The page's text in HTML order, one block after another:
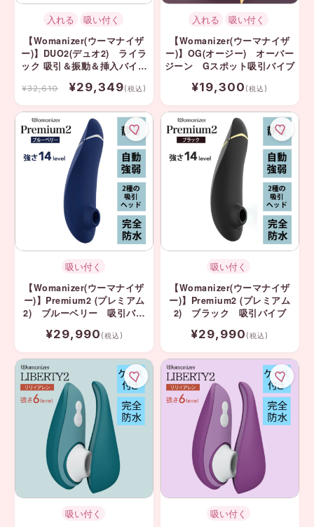
入れる 吸い付く
【Womanizer(ウーマナイザ
ー)】DUO2(デュオ2) ライラ
ック 吸引＆振動＆挿入バイブ
¥32,610 ¥29,349(税込)
入れる 吸い付く
【Womanizer(ウーマナイザ
ー)】OG(オージー) オーバー
ジーン Gスポット吸引バイブ
¥19,300 (税込)
吸い付く
【Womanizer(ウーマナイザ
ー)】Premium2 (プレミアム
2) ブルーベリー 吸引バイ
¥29,990 (税込)
吸い付く
【Womanizer(ウーマナイザ
ー)】Premium2 (プレミアム
2) ブラック 吸引バイブ
¥29,990 (税込)
吸い付く 吸い付く